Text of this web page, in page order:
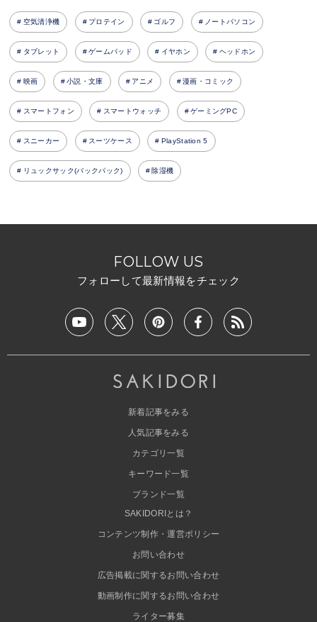
空気清浄機 プロテイン ゴルフ ノートパソコン
タブレット ゲームパッド イヤホン ヘッドホン
映画 小説・文庫 アニメ 漫画・コミック
スマートフォン スマートウォッチ ゲーミングPC
スニーカー スーツケース PlayStation 5
リュックサック(バックパック) 除湿機
FOLLOW US
フォローして最新情報をチェック
新着記事をみる
人気記事をみる
カテゴリ一覧
キーワード一覧
ブランド一覧
SAKIDORIとは？
コンテンツ制作・運営ポリシー
お問い合わせ
広告掲載に関するお問い合わせ
動画制作に関するお問い合わせ
ライター募集